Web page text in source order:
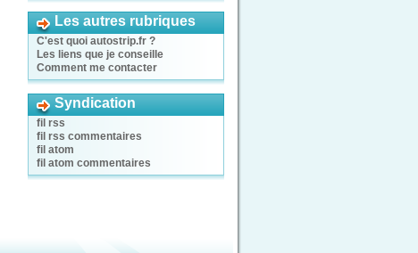
Les autres rubriques
C'est quoi autostrip.fr ?
Les liens que je conseille
Comment me contacter
Syndication
fil rss
fil rss commentaires
fil atom
fil atom commentaires